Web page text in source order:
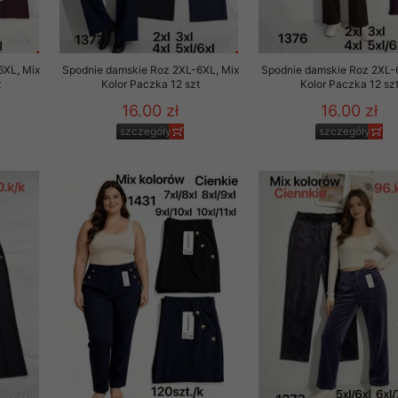
Mix
Spodnie damskie Roz 2XL-6XL, Mix
Kolor Paczka 12 szt
16.00 zł
szczegóły
Spodnie damskie Roz 2XL-
Kolor Paczka 12 szt
16.00 zł
szczegóły